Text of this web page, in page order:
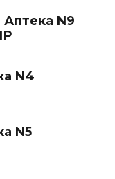
N9
N4
N5